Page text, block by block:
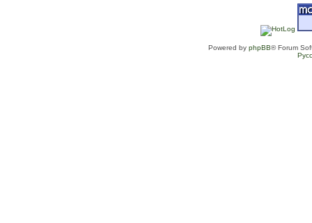
Powered by phpBB® Forum